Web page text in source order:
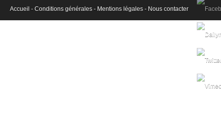
Accueil - Conditions générales - Mentions légales - Nous contacter